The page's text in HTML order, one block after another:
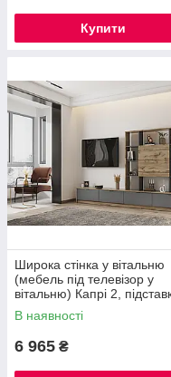
Купити
Широка стінка у вітальню
(мебель під телевізор у
вітальню) Капрі 2,
для ТВ
В наявності
6 965 ₴